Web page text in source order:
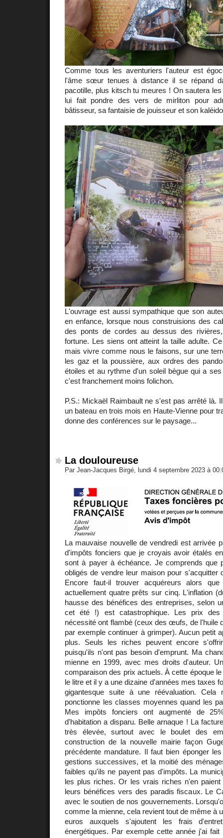
Comme tous les aventuriers l'auteur est
l'âme sœur tenues à distance il se répand
pacotille, plus kitsch tu meures ! On sautera
lui fait pondre des vers de mirliton pour
bâtisseur, sa fantaisie de jouisseur et son
L'ouvrage est aussi sympathique que son
en enfance, lorsque nous construisions des
des ponts de cordes au dessus des
fortune. Les siens ont atteint la taille adulte.
mais vivre comme nous le faisons, sur une
les gaz et la poussière, aux ordres des
étoiles et au rythme d'un soleil bègue qui a
c'est franchement moins folichon.
P.S.: Mickaël Raimbault ne s'est pas arrêté là.
un bateau en trois mois en Haute-Vienne pour
donne des conférences sur le paysage...
La douloureuse
Par Jean-Jacques Birgé, lundi 4 septembre 2023 à
La mauvaise nouvelle de vendredi est arrivée
d'impôts fonciers que je croyais avoir étalés
sont à payer à échéance. Je comprends que
obligés de vendre leur maison pour s'acquitter
Encore faut-il trouver acquéreurs alors
actuellement quatre prêts sur cinq. L'inflation
hausse des bénéfices des entreprises, selon
cet été !) est catastrophique. Les prix des
nécessité ont flambé (ceux des œufs, de l'huile
par exemple continuer à grimper). Aucun petit
plus. Seuls les riches peuvent encore
puisqu'ils n'ont pas besoin d'emprunt. Ma
mienne en 1999, avec mes droits d'auteur.
comparaison des prix actuels. À cette époque
le litre et il y a une dizaine d'années mes taxes
gigantesque suite à une réévaluation. Cela
ponctionne les classes moyennes quand les
Mes impôts fonciers ont augmenté de
d'habitation a disparu. Belle arnaque ! La
très élevée, surtout avec le boulet des
construction de la nouvelle mairie façon
précédente mandature. Il faut bien éponger
gestions successives, et la moitié des
faibles qu'ils ne payent pas d'impôts. La
les plus riches. Or les vrais riches n'en
leurs bénéfices vers des paradis fiscaux. Le
avec le soutien de nos gouvernements.
comme la mienne, cela revient tout de même à
euros auxquels s'ajoutent les frais
énergétiques. Par exemple cette année j'ai